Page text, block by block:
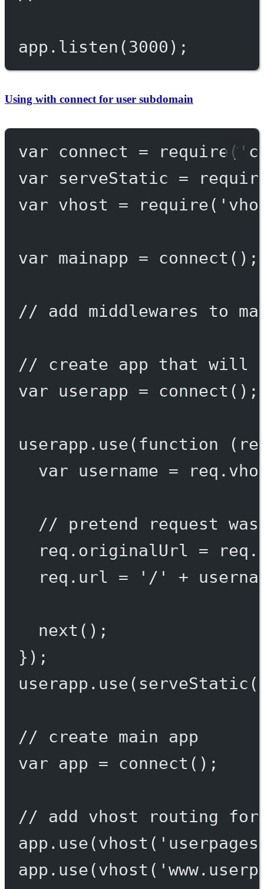
app. listen (3000 );
Using with connect for user subdomain
var connect = require (
var serveStatic =
var vhost = require(
var mainapp = connect ();
// add middlewares to
// create app that will
var userapp = connect ();
userapp. use( function (
var username =
// pretend request
req.originalUrl =
req.url = '/' +
next ();
});
userapp. use( serveStatic (
// create main app
var app = connect ();
// add vhost routing for
app. use(vhost (
app. use(vhost (